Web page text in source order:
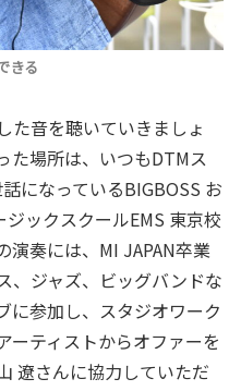
きる
た音を聴いていきましょ
た場所は、いつもDTMス
になっているBIGBOSS お
ックスクールEMS 東京校
演奏には、MI JAPAN卒業
、ジャズ、ビッグバンドな
に参加し、スタジオワーク
ーティストからオファーを
遼さんに協力していただ